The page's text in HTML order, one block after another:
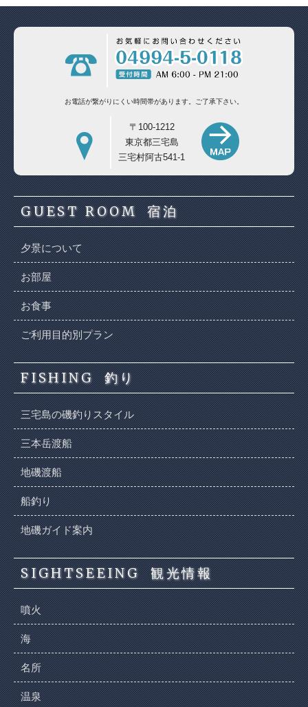
お電話が繋がりにくい時間帯があります。 ご了承下さい。
〒100-1212
東京都三宅島
三宅村阿古541-1
GUEST ROOM 宿泊
夕景について
お部屋
お食事
ご利用目的別プラン
FISHING 釣り
三宅島の磯釣りスタイル
三本岳渡船
地磯渡船
船釣り
地磯ガイド案内
SIGHTSEEING 観光情報
噴火
海
名所
温泉